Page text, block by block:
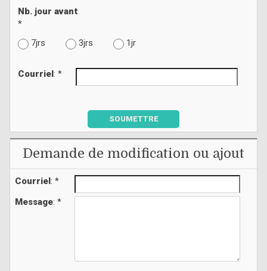
Nb. jour avant
*
7jrs
3jrs 1jr
Courriel : *
SOUMETTRE
Demande de modification ou ajout
Courriel: *
Message: *